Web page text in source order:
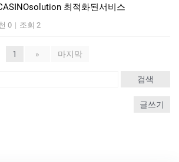
최적화된서비스
0 | 조회 2
1 » 마지막
검색
글쓰기